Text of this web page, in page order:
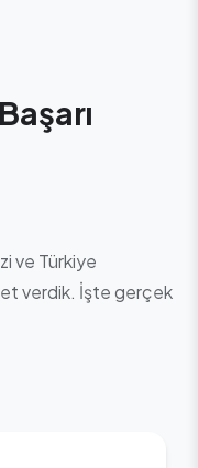
ve Türkiye
verdik. İşte gerçek